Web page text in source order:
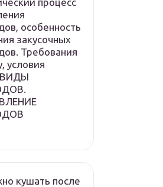
особенность
закусочных
Требования
условия
ВИДЫ
кушать после